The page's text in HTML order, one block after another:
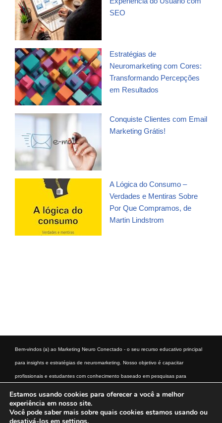
SEO
Estratégias de
Neuromarketing com Cores:
Transformando Percepções
em Resultados
Conquiste Clientes com Email
Marketing Grátis!
A Lógica do Consumo –
Verdades e Mentiras Sobre
Por Que Compramos, de
Martin Lindstrom
Bem-vindos (a) ao Marketing Neuro Conectado - o seu recurso educativo principal
para insights e estratégias de neuromarketing. Nosso objetivo é capacitar
profissionais e estudantes com conhecimento baseado em pesquisas para
comportamento do consumidor pode transformar a sua abordagem de marketing.
Início Aviso Legal
Estamos usando cookies para oferecer a você a melhor
experiência em nosso site.
Você pode saber mais sobre quais cookies estamos usando ou